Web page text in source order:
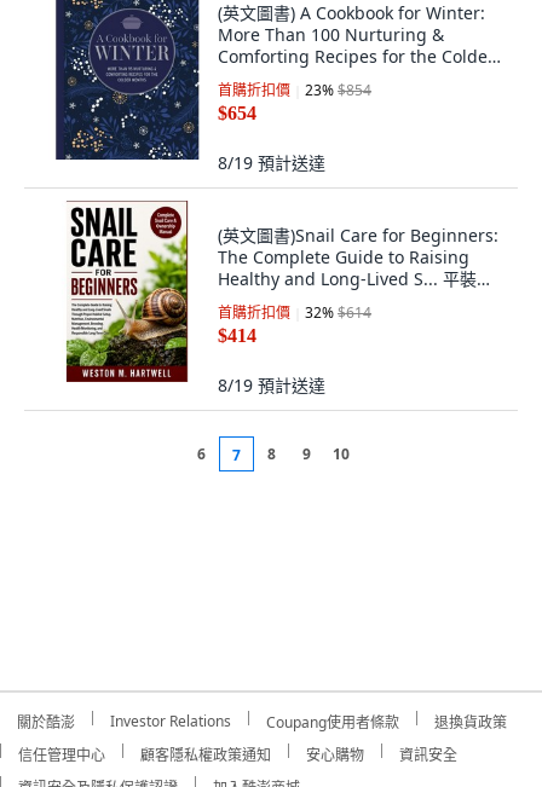
(英文圖書) A Cookbook for Winter:
More Than 100 Nurturing &
Comforting Recipes for the Colder
Months 精裝版, Ryland Peters &
Small, 英文
首購折扣價 23%$854
$654
8/19 預計送達
(英文圖書)Snail Care for Beginners:
The Complete Guide to Raising
Healthy and Long-Lived S... 平裝版,
Independently Published, English,
Paperback
首購折扣價 32%$614
$414
8/19 預計送達
6 7 8 9 10
關於酷澎 Investor Relations Coupang使用者條款
退換貨政策
信任管理中心
顧客隱私權政策通知 安心購物
資訊安全